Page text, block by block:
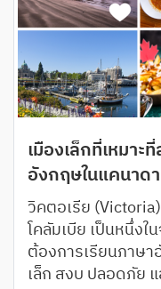
เมืองเล็กที่เหมา
อังกฤษในแคนาดา
วิคตอเรีย
โคลัมเบีย เป็นหนึ่ง
ต้องการเรียนภาษ
เล็ก สงบ ปลอดภัย